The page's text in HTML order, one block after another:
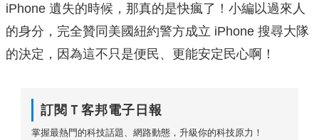
iPhone 遺失的時候，那真的是快瘋了！小編以過來人
的身分，完全贊同美國紐約警方成立 iPhone 搜尋大隊
的決定，因為這不只是便民、更能安定民心啊！
訂閱Ｔ客邦電子日報
掌握最熱門的科技話題、網路動態，升級你的科技原力！